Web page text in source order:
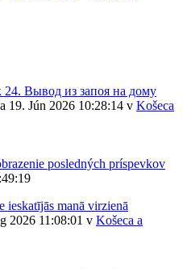
Вывод из запоя на дому
19. Jún 2026 10:28:14 v Košeca
ieskatījās manā virzienā
2026 11:08:01 v Košeca a